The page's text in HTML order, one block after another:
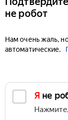
не робот
Нам очень жаль,
автоматические.
Я не